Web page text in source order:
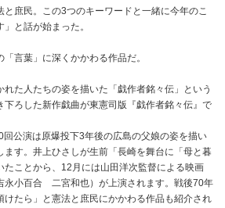
庶民。この3つのキーワードと一緒に今年のこ
と話が始まった。
「言葉」に深くかかわる作品だ。
た人たちの姿を描いた「戯作者銘々伝」という
下ろした新作戯曲が東憲司版『戯作者銘々伝』で
公演は原爆投下3年後の広島の父娘の姿を描い
ます。井上ひさしが生前「長崎を舞台に「母と暮
たことから、12月には山田洋次監督による映画
永小百合 二宮和也）が上演されます。戦後70年
けたら」と憲法と庶民にかかわる作品も紹介され